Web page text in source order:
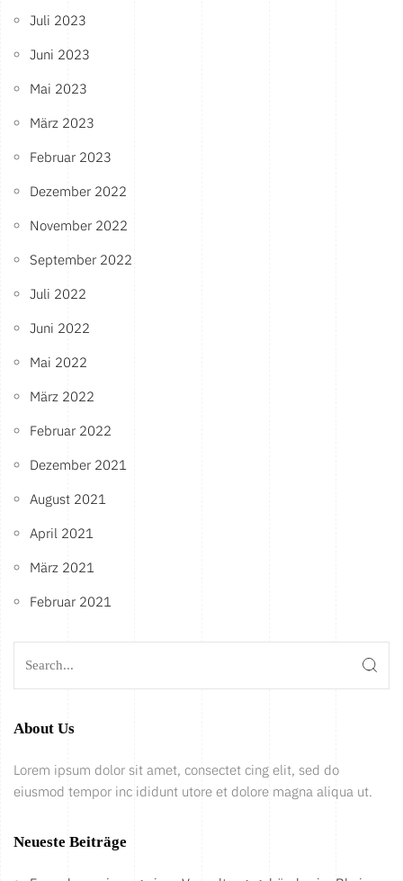
Juli 2023
Juni 2023
Mai 2023
März 2023
Februar 2023
Dezember 2022
November 2022
September 2022
Juli 2022
Juni 2022
Mai 2022
März 2022
Februar 2022
Dezember 2021
August 2021
April 2021
März 2021
Februar 2021
About Us
Lorem ipsum dolor sit amet, consectet cing elit, sed do
eiusmod tempor inc ididunt utore et dolore magna aliqua ut.
Neueste Beiträge